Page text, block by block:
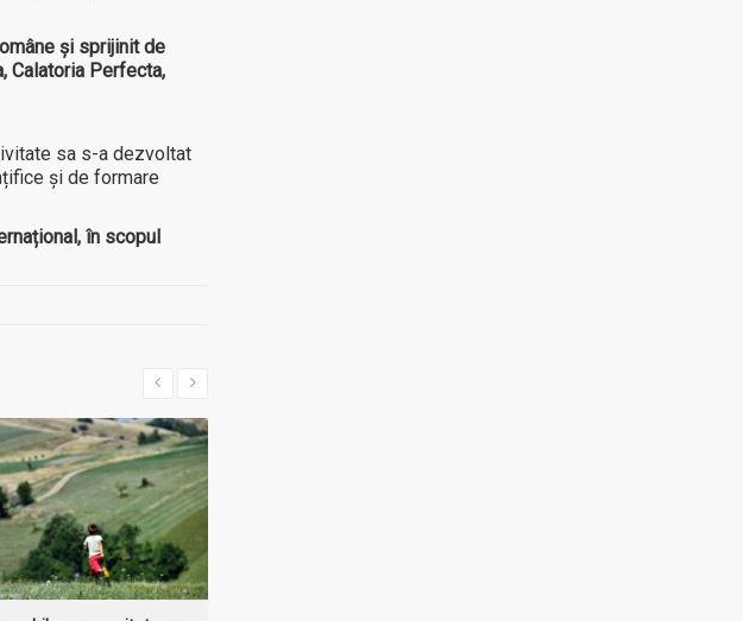
și sprijinit de
Calatoria Perfecta,
sa s-a dezvoltat
și de formare
în scopul